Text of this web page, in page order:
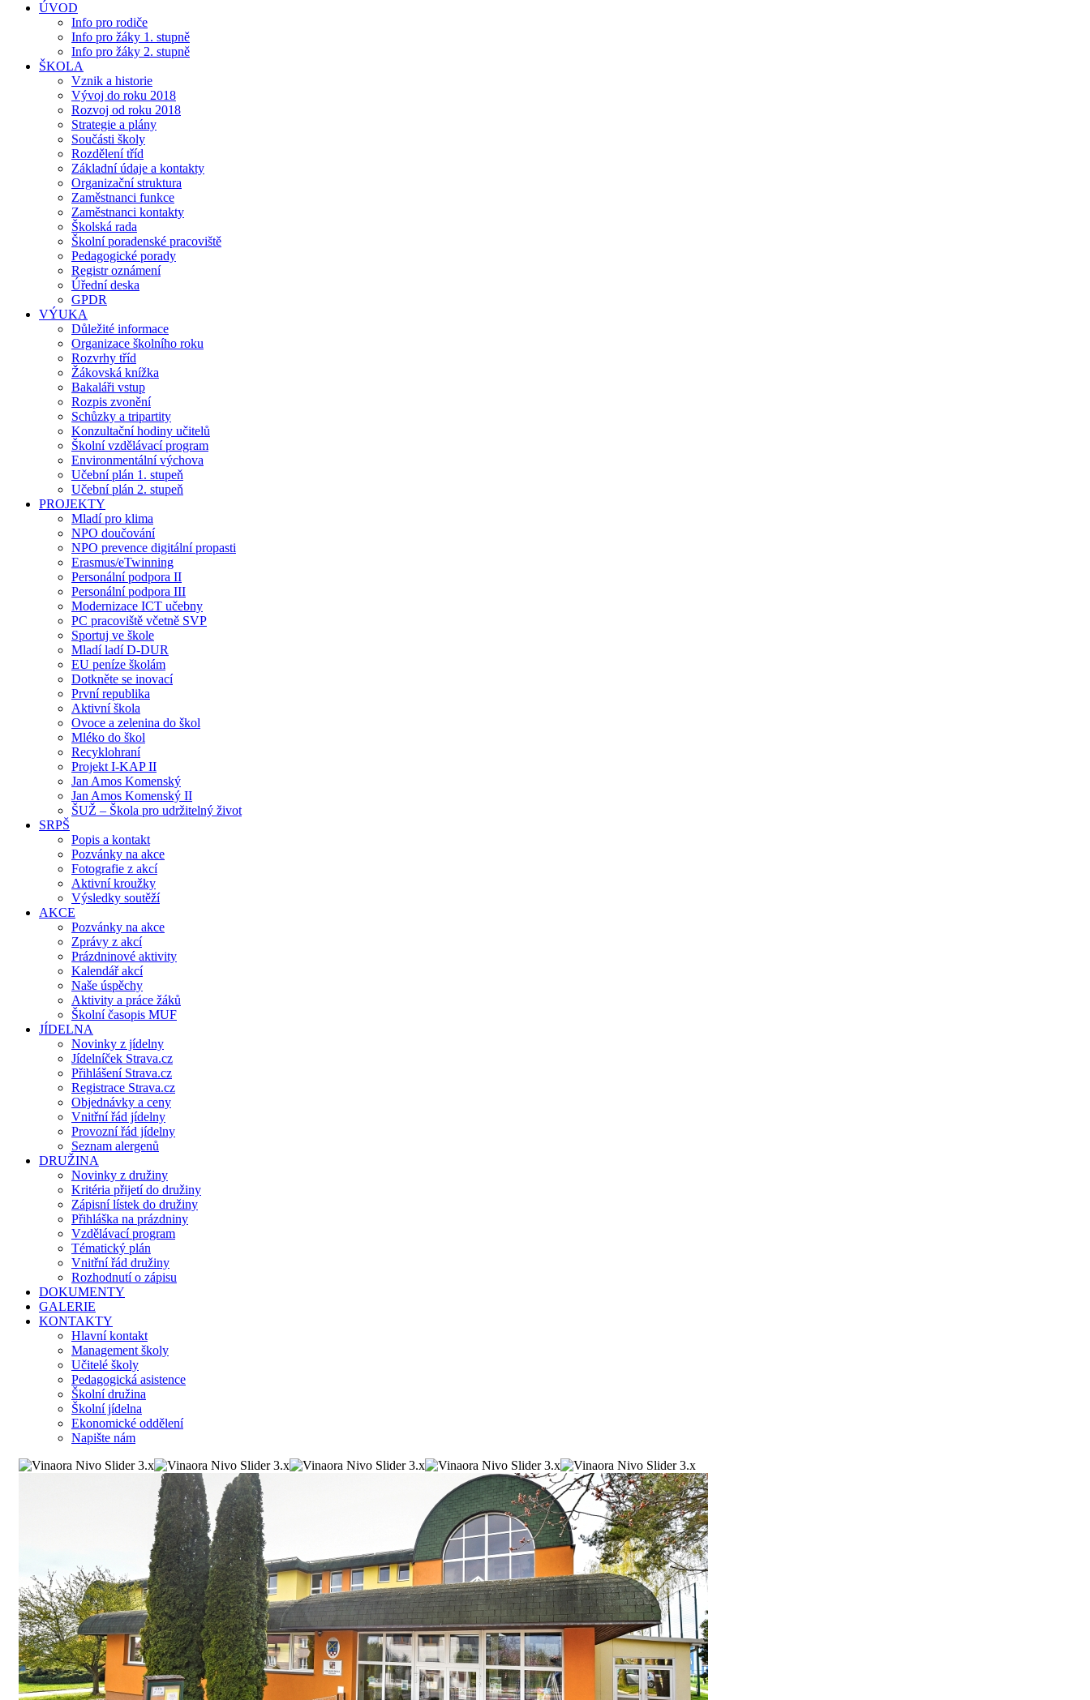
ÚVOD
Info pro rodiče
Info pro žáky 1. stupně
Info pro žáky 2. stupně
ŠKOLA
Vznik a historie
Vývoj do roku 2018
Rozvoj od roku 2018
Strategie a plány
Součásti školy
Rozdělení tříd
Základní údaje a kontakty
Organizační struktura
Zaměstnanci funkce
Zaměstnanci kontakty
Školská rada
Školní poradenské pracoviště
Pedagogické porady
Registr oznámení
Úřední deska
GPDR
VÝUKA
Důležité informace
Organizace školního roku
Rozvrhy tříd
Žákovská knížka
Bakaláři vstup
Rozpis zvonění
Schůzky a tripartity
Konzultační hodiny učitelů
Školní vzdělávací program
Environmentální výchova
Učební plán 1. stupeň
Učební plán 2. stupeň
PROJEKTY
Mladí pro klima
NPO doučování
NPO prevence digitální propasti
Erasmus/eTwinning
Personální podpora II
Personální podpora III
Modernizace ICT učebny
PC pracoviště včetně SVP
Sportuj ve škole
Mladí ladí D-DUR
EU peníze školám
Dotkněte se inovací
První republika
Aktivní škola
Ovoce a zelenina do škol
Mléko do škol
Recyklohraní
Projekt I-KAP II
Jan Amos Komenský
Jan Amos Komenský II
ŠUŽ – Škola pro udržitelný život
SRPŠ
Popis a kontakt
Pozvánky na akce
Fotografie z akcí
Aktivní kroužky
Výsledky soutěží
AKCE
Pozvánky na akce
Zprávy z akcí
Prázdninové aktivity
Kalendář akcí
Naše úspěchy
Aktivity a práce žáků
Školní časopis MUF
JÍDELNA
Novinky z jídelny
Jídelníček Strava.cz
Přihlášení Strava.cz
Registrace Strava.cz
Objednávky a ceny
Vnitřní řád jídelny
Provozní řád jídelny
Seznam alergenů
DRUŽINA
Novinky z družiny
Kritéria přijetí do družiny
Zápisní lístek do družiny
Přihláška na prázdniny
Vzdělávací program
Tématický plán
Vnitřní řád družiny
Rozhodnutí o zápisu
DOKUMENTY
GALERIE
KONTAKTY
Hlavní kontakt
Management školy
Učitelé školy
Pedagogická asistence
Školní družina
Školní jídelna
Ekonomické oddělení
Napište nám